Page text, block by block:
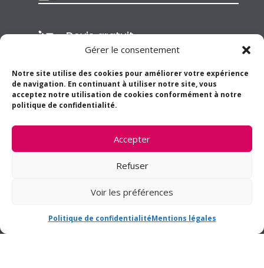
Gérer le consentement
Notre site utilise des cookies pour améliorer votre expérience
de navigation. En continuant à utiliser notre site, vous
acceptez notre utilisation de cookies conformément à notre
politique de confidentialité.
Accepter
Refuser
Voir les préférences
Politique de confidentialitéMentions légales
l Devis gratuit
 Planification, suivi et mise en
oeuvre
49240 – Avrillé